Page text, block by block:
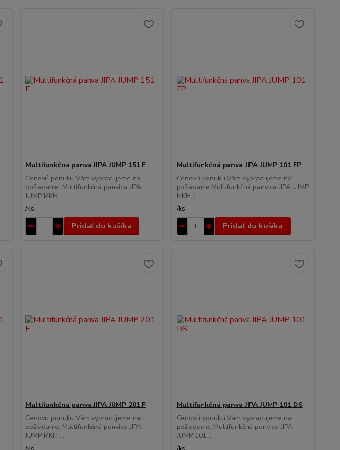
Multifunkčná panva JIPA JUMP 151 F
Cenovú ponuku Vám vypracujeme na
požiadanie. Multifunkčná panvica JIPA
JUMP MKH ...
/ks
Pridať do košíka
Multifunkčná panva JIPA JUMP 101 FP
Cenovú ponuku Vám vypracujeme na
požiadanie.Multifunkčná panvica JIPA JUMP
MKH 1...
/ks
Pridať do košíka
Multifunkčná panva JIPA JUMP 201 F
Cenovú ponuku Vám vypracujeme na
požiadanie. Multifunkčná panvica JIPA
JUMP MKH ...
Multifunkčná panva JIPA JUMP 101 DS
Cenovú ponuku Vám vypracujeme na
požiadanie. Multifunkčná panvica JIPA
JUMP 101 ...